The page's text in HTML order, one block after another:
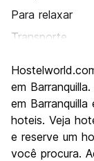
Para relaxar
Transporte
Cultura
Festas / vida
Custo-beneficio
em
em
hoteis. Veja
e reserve um
você procura.